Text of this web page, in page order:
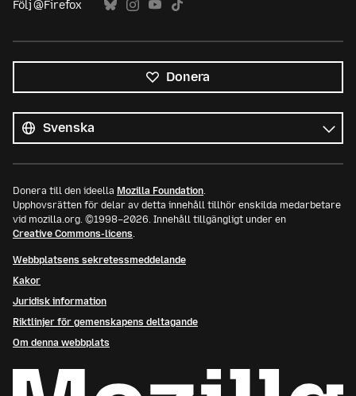
Följ @Firefox
Donera
språk
Språk
Donera till den ideella Mozilla Foundation.
Upphovsrätten för delar av detta innehåll tillhör enskilda medarbetare
vid mozilla.org. ©1998–2026. Innehåll tillgängligt under en
Creative Commons-licens.
Webbplatsens sekretessmeddelande
Kakor
Juridisk information
Riktlinjer för gemenskapens deltagande
Om denna webbplats